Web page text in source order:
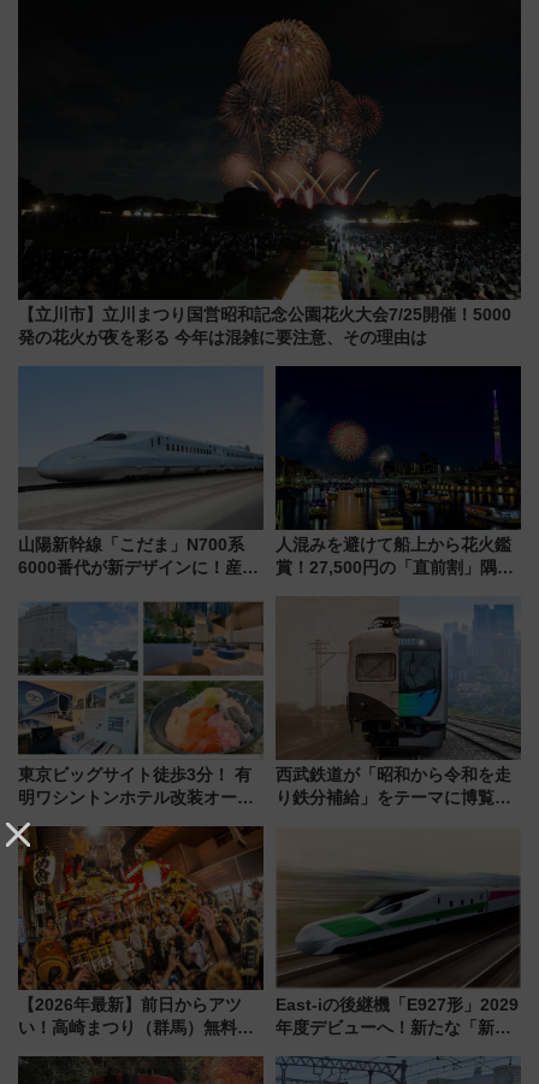
【立川市】立川まつり国営昭和記念公園花火大会7/25開催！5000
発の花火が夜を彩る 今年は混雑に要注意、その理由は
山陽新幹線「こだま」N700系
6000番代が新デザインに！産学
用は今冬から
人混みを避けて船上から花火鑑
賞！27,500円の「直前割」隅田
メも持ち込みOK
東京ビッグサイト徒歩3分！ 有
明ワシントンホテル改装オープ
ン直前「ゆりかもめ運転台付き
客室」や海鮮丼が人気の朝食ビ
ュッフェを現地レポ
西武鉄道が「昭和から令和を走
り鉄分補給」をテーマに博覧会
【2026年最新】前日からアツ
い！高崎まつり（群馬）無料観
しまで
East-iの後継機「E927形」2029
年度デビューへ！新たな「新幹
説【JR東日本】